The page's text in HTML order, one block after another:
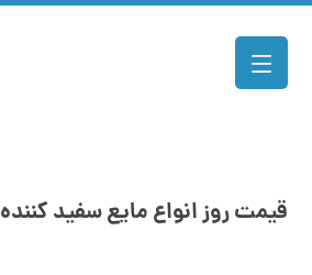
قیمت روز انواع مایع سفید کننده